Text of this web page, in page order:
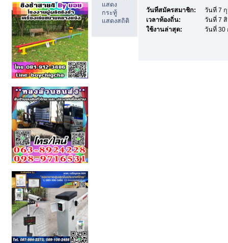
แสดง
กระทู้
แสดงสถิติ
วันที่สมัครสมาชิก:
วันที่ 7
เวลาท้องถิ่น:
วันที่ 7
ใช้งานล่าสุด:
วันที่ 30